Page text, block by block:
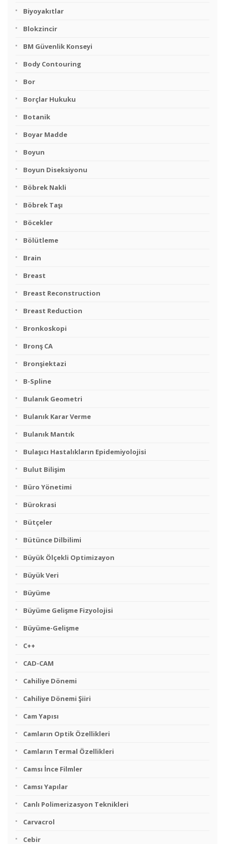
Biyoyakıtlar
Blokzincir
BM Güvenlik Konseyi
Body Contouring
Bor
Borçlar Hukuku
Botanik
Boyar Madde
Boyun
Boyun Diseksiyonu
Böbrek Nakli
Böbrek Taşı
Böcekler
Bölütleme
Brain
Breast
Breast Reconstruction
Breast Reduction
Bronkoskopi
Bronş CA
Bronşiektazi
B-Spline
Bulanık Geometri
Bulanık Karar Verme
Bulanık Mantık
Bulaşıcı Hastalıkların Epidemiyolojisi
Bulut Bilişim
Büro Yönetimi
Bürokrasi
Bütçeler
Bütünce Dilbilimi
Büyük Ölçekli Optimizayon
Büyük Veri
Büyüme
Büyüme Gelişme Fizyolojisi
Büyüme-Gelişme
C++
CAD-CAM
Cahiliye Dönemi
Cahiliye Dönemi Şiiri
Cam Yapısı
Camların Optik Özellikleri
Camların Termal Özellikleri
Camsı İnce Filmler
Camsı Yapılar
Canlı Polimerizasyon Teknikleri
Carvacrol
Cebir